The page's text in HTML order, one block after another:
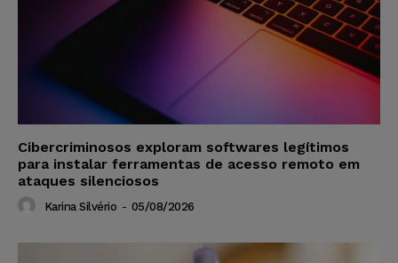
Cibercriminosos exploram softwares legítimos
para instalar ferramentas de acesso remoto em
ataques silenciosos
Karina Silvério - 05/08/2026